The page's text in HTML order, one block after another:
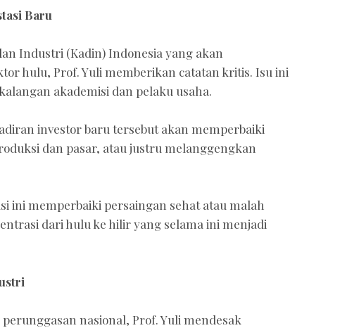
Baru
Industri (Kadin) Indonesia yang akan
hulu, Prof. Yuli memberikan catatan kritis. Isu ini
akademisi dan pelaku usaha.
investor baru tersebut akan memperbaiki
dan pasar, atau justru melanggengkan
ini memperbaiki persaingan sehat atau malah
dari hulu ke hilir yang selama ini menjadi
nasional, Prof. Yuli mendesak